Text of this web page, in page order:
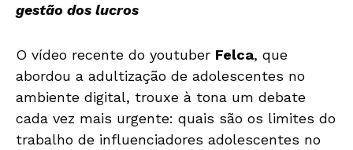
gestão dos lucros
O vídeo recente do youtuber Felca, que
abordou a adultização de adolescentes no
ambiente digital, trouxe à tona um debate
cada vez mais urgente: quais são os limites do
trabalho de influenciadores adolescentes no